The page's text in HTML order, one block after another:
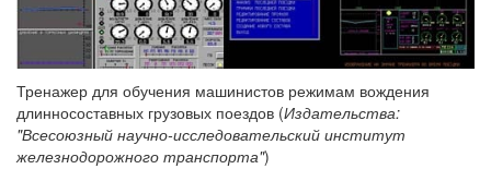
Тренажер для обучения машинистов режимам вождения
длинносоставных грузовых поездов (Издательства:
"Всесоюзный научно-исследовательский институт
железнодорожного транспорта")